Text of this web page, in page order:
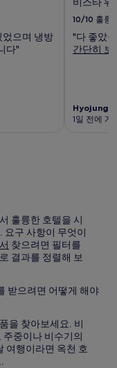
으며 냉방
다"
10/10 훌륭
"다 좋았
간단히 보
Hyojung
1일 전에 게
훌륭한 호텔을 시
구 사항이 무엇이
찾으려면 필터를
결과를 정렬해 보
받으려면 어떻게 해야
을 찾아보세요. 비
중이나 비수기의
여행이라면 옥천 호